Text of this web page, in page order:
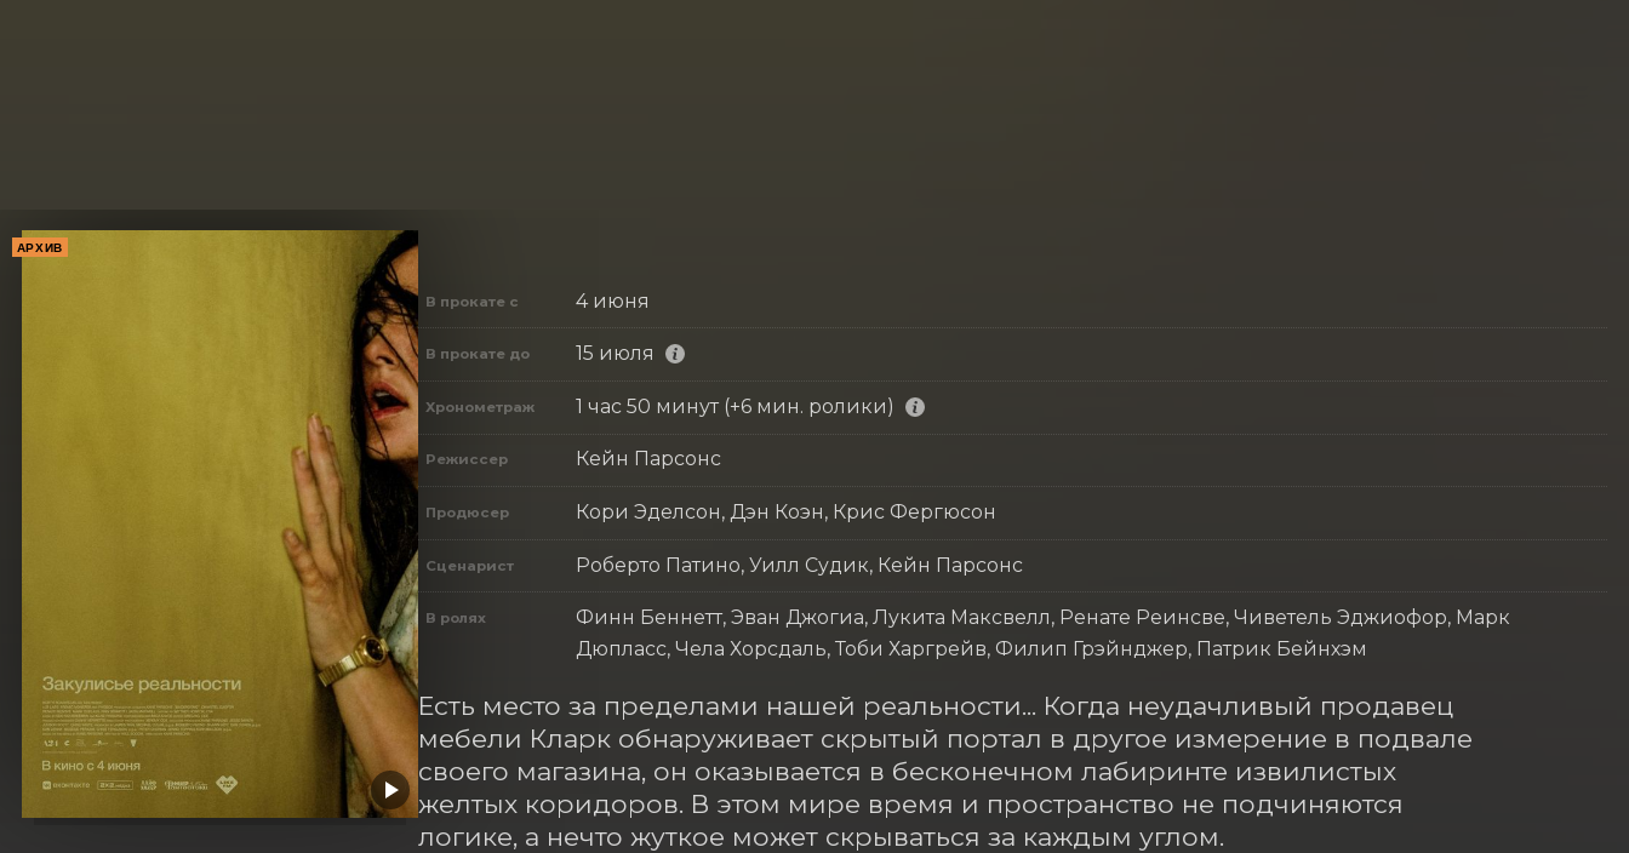
АРХИВ
В прокате с 4 июня
В прокате до 15 июля
Хронометраж 1 час 50 минут (+6 мин. ролики)
Режиссер Кейн Парсонс
Продюсер Кори Эделсон, Дэн Коэн, Крис Фергюсон
Сценарист Роберто Патино, Уилл Судик, Кейн Парсонс
В ролях
Финн Беннетт, Эван Джогиа, Лукита Максвелл, Ренате Реинсве, Чиветель Эджиофор, Марк
Дюпласс, Чела Хорсдаль, Тоби Харгрейв, Филип Грэйнджер, Патрик Бейнхэм
Есть место за пределами нашей реальности... Когда неудачливый продавец
мебели Кларк обнаруживает скрытый портал в другое измерение в подвале
своего магазина, он оказывается в бесконечном лабиринте извилистых
желтых коридоров. В этом мире время и пространство не подчиняются
логике, а нечто жуткое может скрываться за каждым углом.